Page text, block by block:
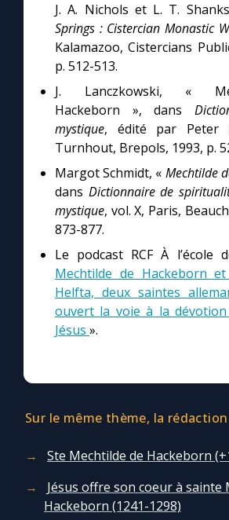
J. A. Nichols et L. T.
Springs : Cistercian Monastic
Kalamazoo, Cistercians
p. 512-513.
J. Lanczkowski, «
Hackeborn », dans
mystique, édité par Peter
Turnhout, Brepols, 1993, p.
Margot Schmidt, « Mechtilde
dans Dictionnaire de
mystique, vol. X, Paris,
873-877.
Le podcast RCF À l’école
Mechtilde de Hackeborn
Helfta, deux saintes
ouvert la voie à la
Jésus ».
Sur le même thème, la
Ste Mechtilde de Hackeborn
Jésus offre son coeur à sainte
Hackeborn (1241-1298)